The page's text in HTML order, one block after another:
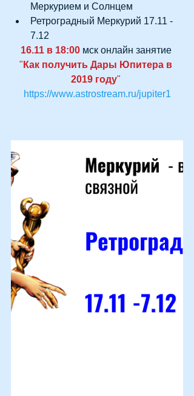
Меркурием и Солнцем
Ретроградный Меркурий 17.11 -
7.12
16.11 в 18:00 мск онлайн занятие
" Как получить Дары Юпитера в
2019 году"
https://www.astrostream.ru/jupiter1